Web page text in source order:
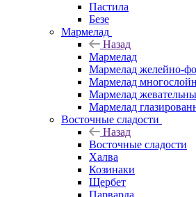
Пастила
Безе
Мармелад
Назад
Мармелад
Мармелад желейно-
Мармелад
Мармелад
Мармелад
Восточные сладости
Назад
Восточные сладости
Халва
Козинаки
Щербет
Парварда